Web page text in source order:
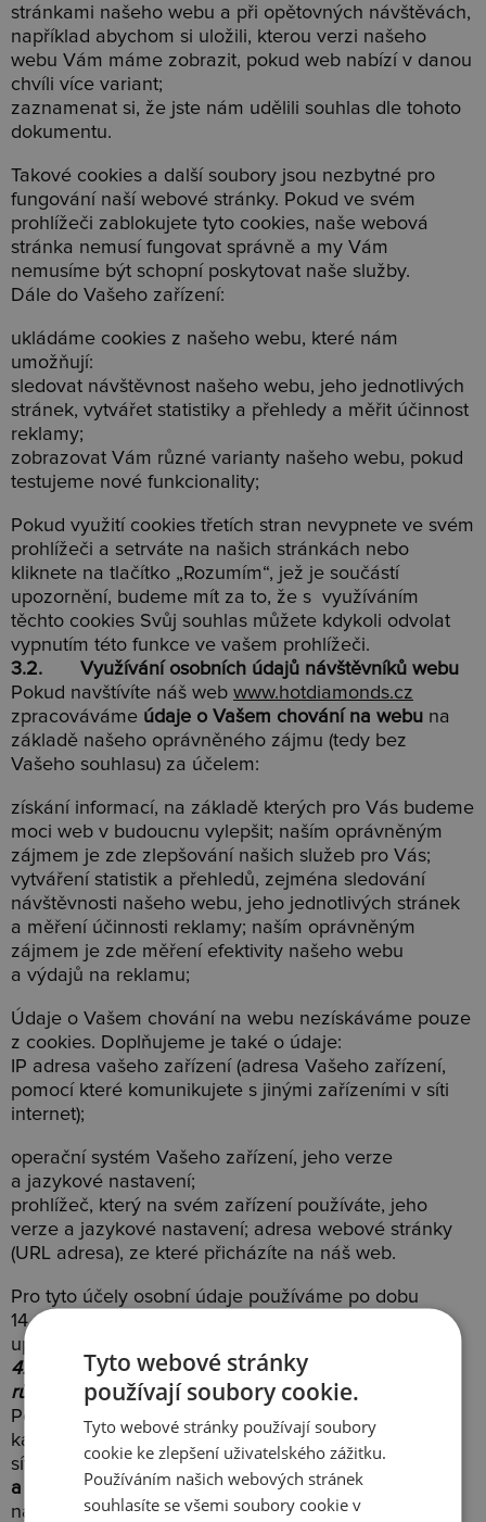
stránkami našeho webu a při opětovných návštěvách,
například abychom si uložili, kterou verzi našeho
webu Vám máme zobrazit, pokud web nabízí v danou
chvíli více variant;
zaznamenat si, že jste nám udělili souhlas dle tohoto
dokumentu.
Takové cookies a další soubory jsou nezbytné pro
fungování naší webové stránky. Pokud ve svém
prohlížeči zablokujete tyto cookies, naše webová
stránka nemusí fungovat správně a my Vám
nemusíme být schopní poskytovat naše služby.
Dále do Vašeho zařízení:
ukládáme cookies z našeho webu, které nám
umožňují:
sledovat návštěvnost našeho webu, jeho jednotlivých
stránek, vytvářet statistiky a přehledy a měřit účinnost
reklamy;
zobrazovat Vám různé varianty našeho webu, pokud
testujeme nové funkcionality;
Pokud využití cookies třetích stran nevypnete ve svém
prohlížeči a setrváte na našich stránkách nebo
kliknete na tlačítko „Rozumím“, jež je součástí
upozornění, budeme mít za to, že s využíváním
těchto cookies Svůj souhlas můžete kdykoli odvolat
vypnutím této funkce ve vašem prohlížeči.
3.2. Využívání osobních údajů návštěvníků webu
Pokud navštívíte náš web www.hotdiamonds.cz
zpracováváme údaje o Vašem chování na webu na
základě našeho oprávněného zájmu (tedy bez
Vašeho souhlasu) za účelem:
získání informací, na základě kterých pro Vás budeme
moci web v budoucnu vylepšit; naším oprávněným
zájmem je zde zlepšování našich služeb pro Vás;
vytváření statistik a přehledů, zejména sledování
návštěvnosti našeho webu, jeho jednotlivých stránek
a měření účinnosti reklamy; naším oprávněným
zájmem je zde měření efektivity našeho webu
a výdajů na reklamu;
Údaje o Vašem chování na webu nezískáváme pouze
z cookies. Doplňujeme je také o údaje:
IP adresa vašeho zařízení (adresa Vašeho zařízení,
pomocí které komunikujete s jinými zařízeními v síti
internet);
operační systém Vašeho zařízení, jeho verze
a jazykové nastavení;
prohlížeč, který na svém zařízení používáte, jeho
verze a jazykové nastavení; adresa webové stránky
(URL adresa), ze které přicházíte na náš web.
Pro tyto účely osobní údaje používáme po dobu
14 měsíců. Proti tomuto zpracování máte právo
uplatnit námitku, respkt. kdykoliv si nastavení změnit.
4. Pokud s námi komunikujete prostřednictvím
různých kanálů
Pokud s námi komunikujete prostřednictvím různých
kanálů, zejména prostřednictvím emailu a sociálních
sítí, budeme zpracovávatvaše identifikační
a kontaktní údaje a záznamy o proběhlé komunikaci
na základě našeho oprávněného zájmu (tedy bez
Tyto webové stránky
používají soubory cookie.
Tyto webové stránky používají soubory
cookie ke zlepšení uživatelského zážitku.
Používáním našich webových stránek
souhlasíte se všemi soubory cookie v